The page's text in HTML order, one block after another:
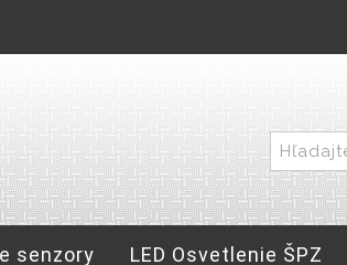
senzory LED Osvetlenie ŠPZ